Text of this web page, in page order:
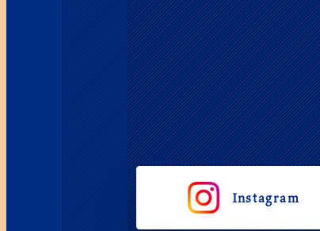
Instagram